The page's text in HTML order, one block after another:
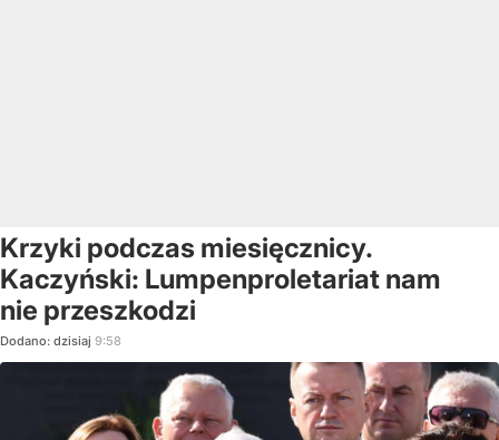
Krzyki podczas miesięcznicy.
Kaczyński: Lumpenproletariat nam
nie przeszkodzi
Dodano: dzisiaj 9:58